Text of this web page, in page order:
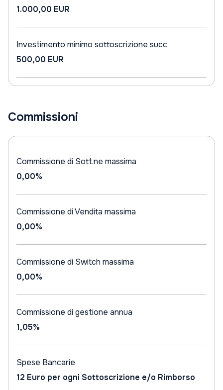
1.000,00 EUR
Investimento minimo sottoscrizione succ
500,00 EUR
Commissioni
Commissione di Sott.ne massima
0,00%
Commissione di Vendita massima
0,00%
Commissione di Switch massima
0,00%
Commissione di gestione annua
1,05%
Spese Bancarie
12 Euro per ogni Sottoscrizione e/o Rimborso